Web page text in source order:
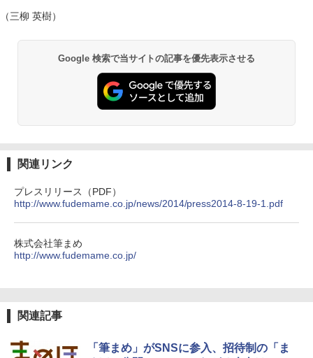
（三柳 英樹）
Google 検索で当サイトの記事を優先表示させる
関連リンク
プレスリリース（PDF）
http://www.fudemame.co.jp/news/2014/press2014-8-19-1.pdf
株式会社筆まめ
http://www.fudemame.co.jp/
関連記事
「筆まめ」がSNSに参入、招待制の「ま